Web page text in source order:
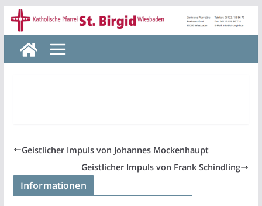
Zum
Inhalt
springen
Geistlicher Impuls von Johannes Mockenhaupt
Geistlicher Impuls von Frank Schindling
Informationen